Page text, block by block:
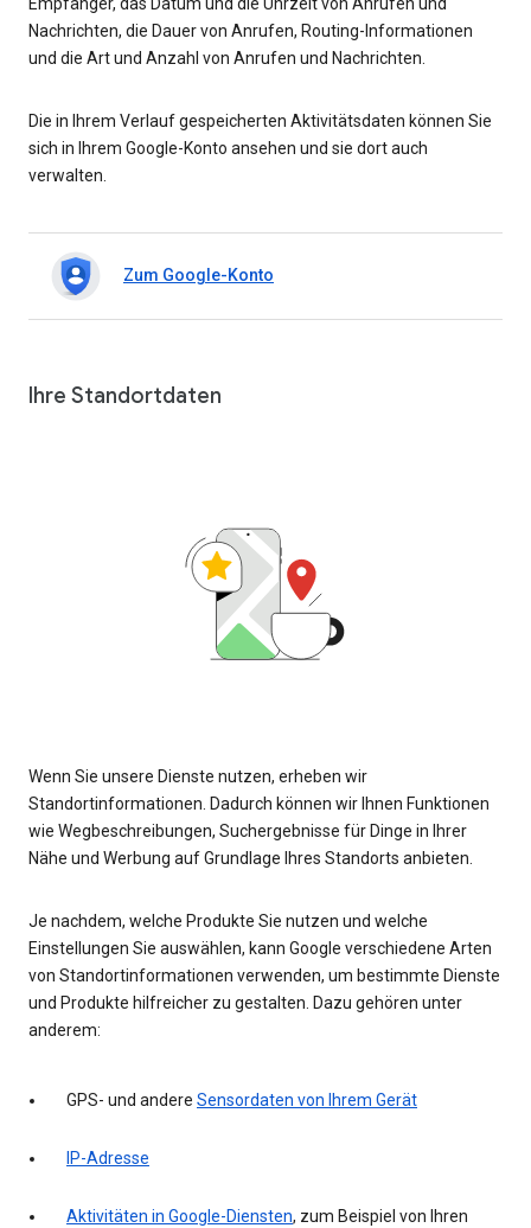
Empfänger, das Datum und die Uhrzeit von Anrufen und
Nachrichten, die Dauer von Anrufen, Routing-Informationen
und die Art und Anzahl von Anrufen und Nachrichten.
Die in Ihrem Verlauf gespeicherten Aktivitätsdaten können Sie
sich in Ihrem Google-Konto ansehen und sie dort auch
verwalten.
Zum Google-Konto
Ihre Standortdaten
Wenn Sie unsere Dienste nutzen, erheben wir
Standortinformationen. Dadurch können wir Ihnen Funktionen
wie Wegbeschreibungen, Suchergebnisse für Dinge in Ihrer
Nähe und Werbung auf Grundlage Ihres Standorts anbieten.
Je nachdem, welche Produkte Sie nutzen und welche
Einstellungen Sie auswählen, kann Google verschiedene Arten
von Standortinformationen verwenden, um bestimmte Dienste
und Produkte hilfreicher zu gestalten. Dazu gehören unter
anderem:
GPS- und andere Sensordaten von Ihrem Gerät
IP-Adresse
Aktivitäten in Google-Diensten, zum Beispiel von Ihren